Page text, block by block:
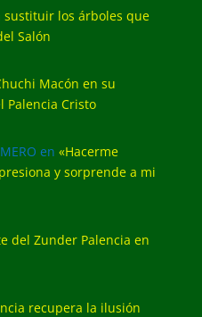
sustituir los árboles que
Salón
Macón en su
Palencia Cristo
en «Hacerme
y sorprende a mi
del Zunder Palencia en
recupera la ilusión